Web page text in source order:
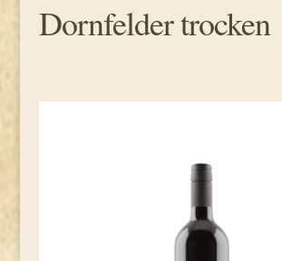
Dornfelder trocken